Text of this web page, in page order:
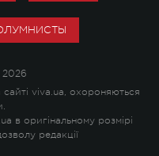
сайті viva.ua, охороняються
в оригінальному розмірі
редакції